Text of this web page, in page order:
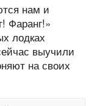
нам и
Фаранг!»
лодках
выучили
на своих